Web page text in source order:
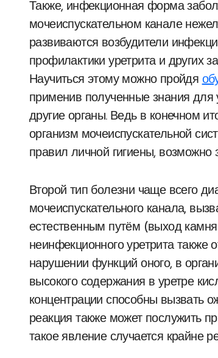
Также, инфекционная форма
мочеиспускательном канале
развиваются возбудители
профилактики уретрита и других
Научиться этому можно пройдя
применив полученные знания для
другие органы. Ведь в конечном
организм мочеиспускательной
правил личной гигиены, возможно
Второй тип болезни чаще всего
мочеиспускательного канала,
естественным путём (выход
неинфекционного уретрита также
нарушении функций оного, в
высокого содержания в уретре
концентрации способны вызвать
реакция также может послужить
такое явление случается крайне